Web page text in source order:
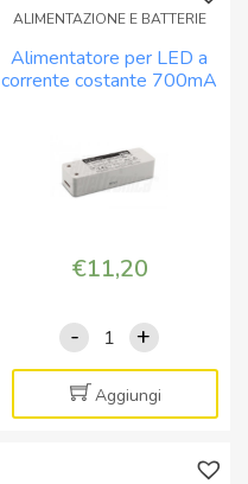
ALIMENTAZIONE E BATTERIE
Alimentatore per LED a
corrente costante 700mA
€11,20
-
Alimentatore
per
LED
a
+
Aggiungi